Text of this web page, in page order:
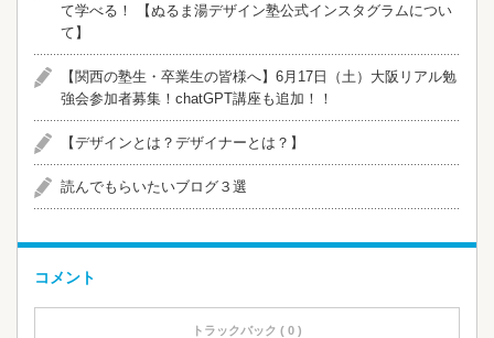
て学べる！ 【ぬるま湯デザイン塾公式インスタグラムについ
て】
【関西の塾生・卒業生の皆様へ】6月17日（土）大阪リアル勉
強会参加者募集！chatGPT講座も追加！！
【デザインとは？デザイナーとは？】
読んでもらいたいブログ３選
コメント
トラックバック ( 0 )